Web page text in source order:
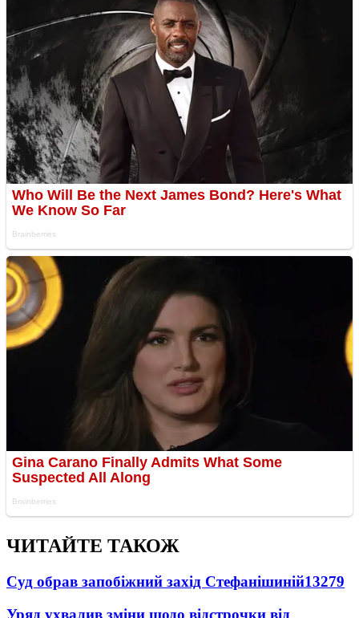
ЧИТАЙТЕ ТАКОЖ
Суд обрав запобіжний захід Стефанішиній13279
Уряд ухвалив зміни щодо відстрочки від